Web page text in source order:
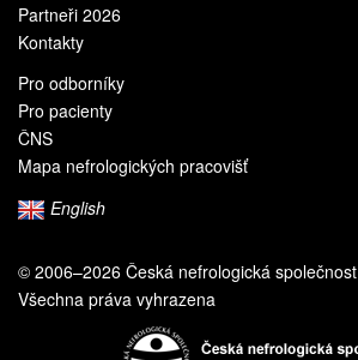
Partneři 2026
Kontakty
Pro odborníky
Pro pacienty
ČNS
Mapa nefrologických pracovišť
English
© 2006–2026 Česká nefrologická společnost
Všechna práva vyhrazena